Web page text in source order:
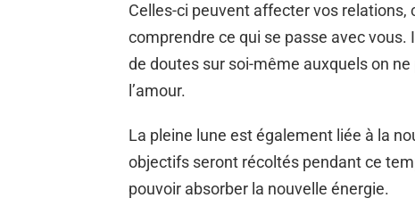
Celles-ci peuvent affecter vos relations,
comprendre ce qui se passe avec
de doutes sur soi-même auxquels on
l’amour.
La pleine lune est également liée à la
objectifs seront récoltés pendant ce
pouvoir absorber la nouvelle énergie.